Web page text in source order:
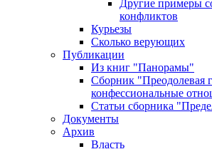
Другие примеры
конфликтов
Курьезы
Сколько верующих
Публикации
Из книг "Панорамы"
Сборник "Преодолевая
конфессиональные
Статьи сборника
Документы
Архив
Власть